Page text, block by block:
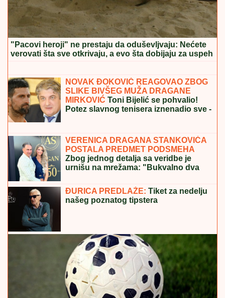
10
Otkrila pod kojim uslovima bi ušla,
cifra je ogromna: Spomenula i skandal
sa Dragojevićem
(FOTO) "MAJA SVE PLAĆA"Asmin
priznao šta se dešava nakon rijalitija,
skandala
MUŠKARAC SKOČIO U DUNAV I NESTAO
Bele stene: Hteo da se osveži i nije isplivao
LATICE PO PODUDragan Stanković
pokazao kako slavi rođendan nove
verenice, već žive zajedno, odao ih
jedan detalj
Drama na liniji borbe: Mladen Mijatović
se javio iz pakla, objavio jeziv snimak
sa lica mesta! (VIDEO)